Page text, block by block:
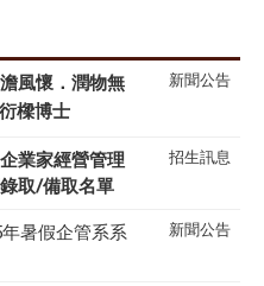
風懷．潤物無
樑博士
新聞公告
企業家經營管理
取/備取名單
招生訊息
暑假企管系系
新聞公告